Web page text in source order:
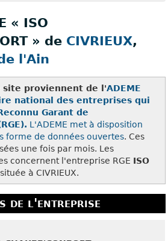
« ISO
» de CIVRIEUX,
l'Ain
site proviennent de l'ADEME
national des entreprises qui
Garant de
L'ADEME met à disposition
forme de données ouvertes. Ces
une fois par mois. Les
concernent l'entreprise RGE ISO
située à CIVRIEUX.
de l'entreprise